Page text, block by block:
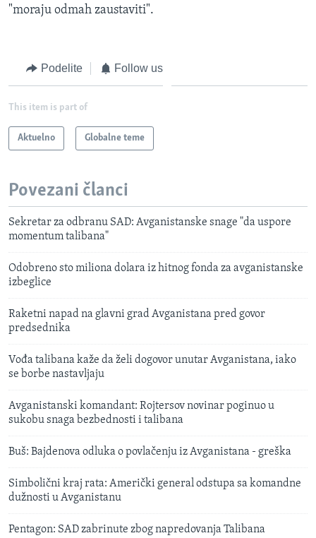
"moraju odmah zaustaviti".
Podelite Follow us
This item is part of
Aktuelno Globalne teme
Povezani članci
Sekretar za odbranu SAD: Avganistanske snage "da uspore
momentum talibana"
Odobreno sto miliona dolara iz hitnog fonda za avganistanske
izbeglice
Raketni napad na glavni grad Avganistana pred govor
predsednika
Vođa talibana kaže da želi dogovor unutar Avganistana, iako
se borbe nastavljaju
Avganistanski komandant: Rojtersov novinar poginuo u
sukobu snaga bezbednosti i talibana
Buš: Bajdenova odluka o povlačenju iz Avganistana - greška
Simbolični kraj rata: Američki general odstupa sa komandne
dužnosti u Avganistanu
Pentagon: SAD zabrinute zbog napredovanja Talibana